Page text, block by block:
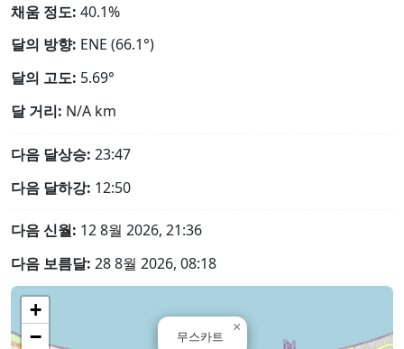
채움 정도: 40.1%
달의 방향: ENE (66.1°)
달의 고도: 5.69°
달 거리: N/A km
다음 달상승: 23:47
다음 달하강: 12:50
다음 신월: 12 8월 2026, 21:36
다음 보름달: 28 8월 2026, 08:18
무스카트
×
+
−